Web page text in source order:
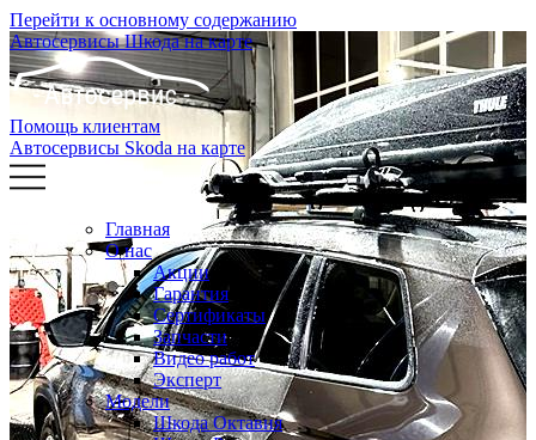
Перейти к основному содержанию
Автосервисы Шкода на карте
Помощь клиентам
Автосервисы Skoda на карте
Главная
О нас
Акции
Гарантия
Сертификаты
Запчасти
Видео работ
Эксперт
Модели
Шкода Октавия